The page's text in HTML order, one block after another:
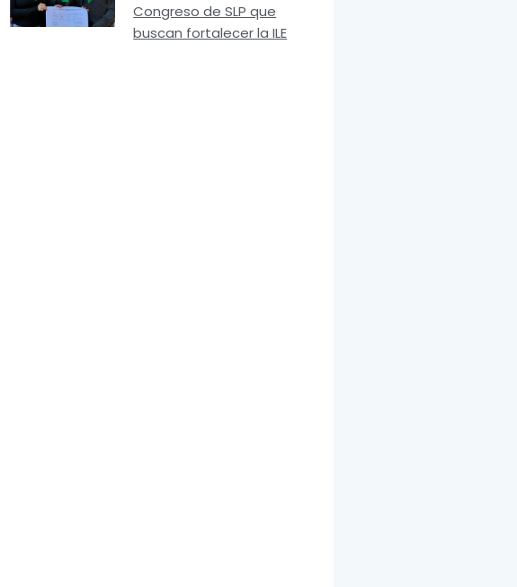
Congreso de SLP que
buscan fortalecer la ILE